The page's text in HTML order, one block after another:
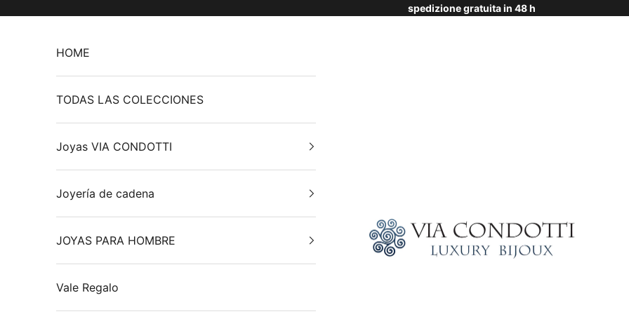
spedizione gratuita in 48 h
Via Condotti Store
HOME
TODAS LAS COLECCIONES
Joyas VIA CONDOTTI
Joyería de cadena
JOYAS PARA HOMBRE
Vale Regalo